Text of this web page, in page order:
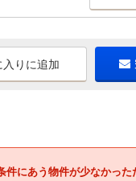
入りに追加
件にあう物件が少なかった